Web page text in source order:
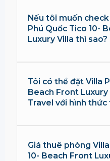
Nếu tôi muốn
Phú Quốc Tico 10-
Luxury Villa thì sao?
Tôi có thể đặt Villa
Beach Front Luxury
Travel với hình
Giá thuê phòng
10- Beach Front